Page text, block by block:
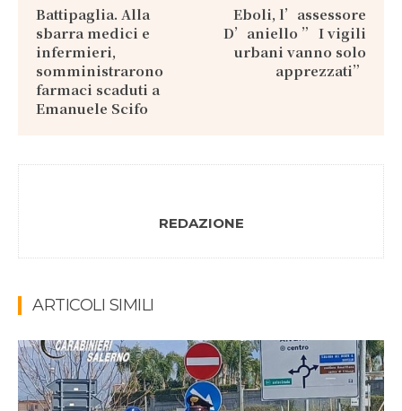
Battipaglia. Alla
sbarra medici e
infermieri,
somministrarono
farmaci scaduti a
Emanuele Scifo
Eboli, l’assessore
D’aniello ” I vigili
urbani vanno solo
apprezzati”
REDAZIONE
ARTICOLI SIMILI